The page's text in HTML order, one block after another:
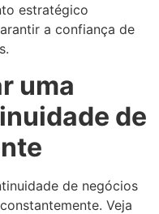
estratégico
a confiança de
uma
de
de negócios
Veja